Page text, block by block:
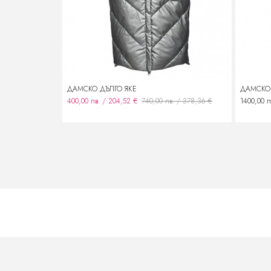
ДАМСКО ДЪЛГО ЯКЕ
400,00 лв. / 204,52 € 740,00 лв. / 378,36 €
ДАМСКО
1400,00